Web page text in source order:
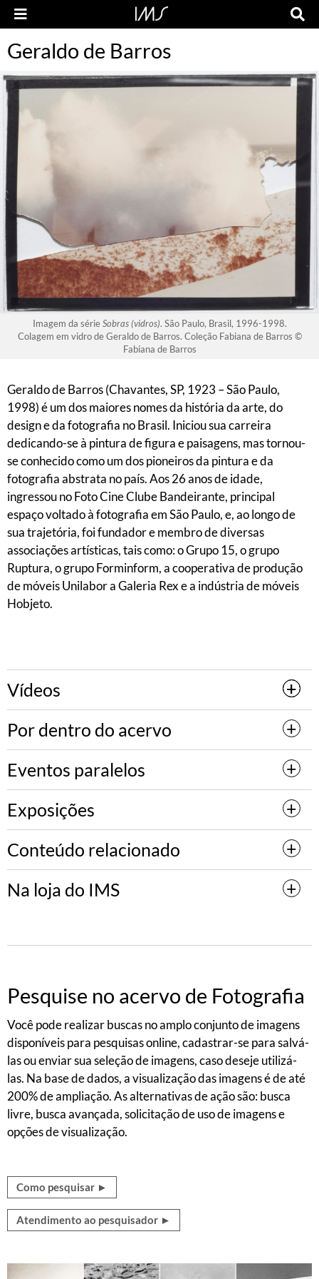
Geraldo de Barros
Imagem da sérieSobras (vidros). São Paulo, Brasil, 1996-1998.
Colagem em vidro de Geraldo de Barros. Coleção Fabiana de Barros ©
Fabiana de Barros
Geraldo de Barros (Chavantes, SP, 1923 – São Paulo,
1998) é um dos maiores nomes da história da arte, do
design e da fotografia no Brasil. Iniciou sua carreira
dedicando-se à pintura de figura e paisagens, mas tornou-
se conhecido como um dos pioneiros da pintura e da
fotografia abstrata no país. Aos 26 anos de idade,
ingressou no Foto Cine Clube Bandeirante, principal
espaço voltado à fotografia em São Paulo, e, ao longo de
sua trajetória, foi fundador e membro de diversas
associações artísticas, tais como: o Grupo 15, o grupo
Ruptura, o grupo Forminform, a cooperativa de produção
de móveis Unilabor a Galeria Rex e a indústria de móveis
Hobjeto.
Vídeos
Por dentro do acervo
Eventos paralelos
Exposições
Conteúdo relacionado
Na loja do IMS
Pesquise no acervo de Fotografia
Você pode realizar buscas no amplo conjunto de imagens
disponíveis para pesquisas online, cadastrar-se para salvá-
las ou enviar sua seleção de imagens, caso deseje utilizá-
las. Na base de dados, a visualização das imagens é de até
200% de ampliação. As alternativas de ação são: busca
livre, busca avançada, solicitação de uso de imagens e
opções de visualização.
Como pesquisar ►
Atendimento ao pesquisador ►